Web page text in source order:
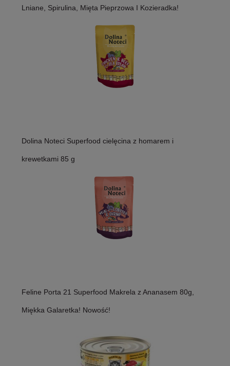
Lniane, Spirulina, Mięta Pieprzowa I Kozieradka!
Dolina Noteci Superfood cielęcina z homarem i
krewetkami 85 g
Feline Porta 21 Superfood Makrela z Ananasem 80g,
Miękka Galaretka! Nowość!